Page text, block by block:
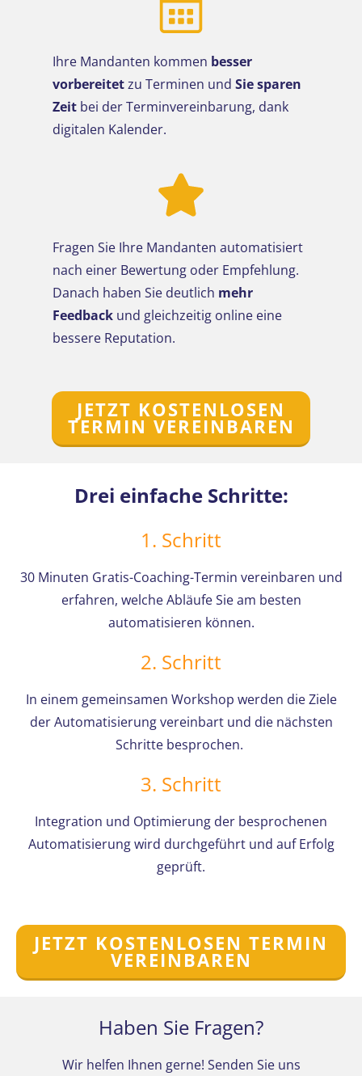
Ihre Mandanten kommen besser
vorbereitetzu Terminen und Siesparen
Zeit bei der Terminvereinbarung, dank
digitalen Kalender.
Fragen Sie Ihre Mandanten automatisiert
nach einer Bewertung oder Empfehlung.
Danach haben Sie deutlich mehr
Feedback und gleichzeitig online eine
bessere Reputation.
JETZT KOSTENLOSEN
TERMIN VEREINBAREN
Drei einfache Schritte:
1. Schritt
30 Minuten Gratis-Coaching-Termin vereinbaren und
erfahren, welche Abläufe Sie am besten
automatisieren können.
2. Schritt
In einem gemeinsamen Workshop werden die Ziele
der Automatisierung vereinbart und die nächsten
Schritte besprochen.
3. Schritt
Integration und Optimierung der besprochenen
Automatisierung wird durchgeführt und auf Erfolg
geprüft.
JETZT KOSTENLOSEN TERMIN
VEREINBAREN
Haben Sie Fragen?
Wir helfen Ihnen gerne! Senden Sie uns